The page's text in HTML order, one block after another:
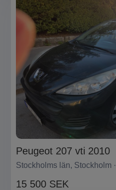
Peugeot 207 vti 2010
Stockholms län, Stockholm ·
15 500 SEK